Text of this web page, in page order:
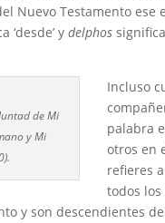
Nuevo Testamento
‘desde’ ydelphos
de Mi
y Mi
Incluso
palabra
otros en
refieres
todos
y son descendientes